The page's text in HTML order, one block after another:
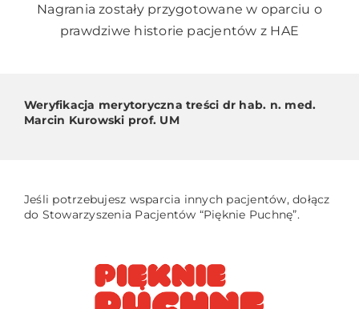
Nagrania zostały przygotowane w oparciu o
prawdziwe historie pacjentów z HAE
Weryfikacja merytoryczna treści dr hab. n. med.
Marcin Kurowski prof. UM
Jeśli potrzebujesz wsparcia innych pacjentów, dołącz
do Stowarzyszenia Pacjentów “Pięknie Puchnę”.